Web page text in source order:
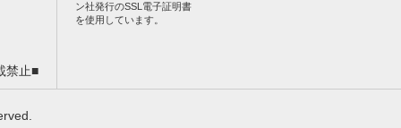
禁止■
ン社発行のSSL電子証明書
を使用しています。